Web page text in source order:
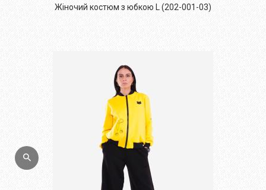
Жіночий костюм з юбкою L (202-001-03)